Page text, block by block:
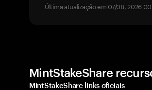
Última atualização em 07/08, 2026
MintStakeShare
MintStakeShare links oficiais